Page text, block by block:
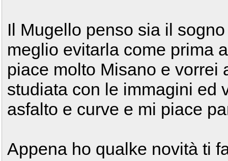
Il Mugello penso sia il
meglio evitarla come prima
piace molto Misano e vorrei
studiata con le immagini ed
asfalto e curve e mi piace
Appena ho qualke novità ti